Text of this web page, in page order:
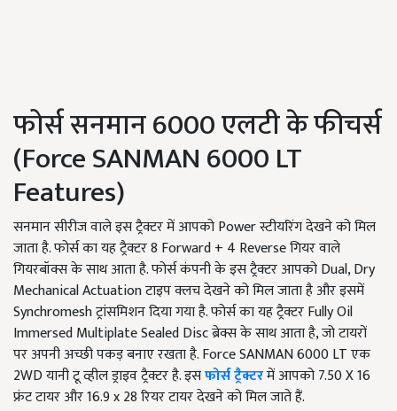
फोर्स सनमान 6000 एलटी के फीचर्स
(Force SANMAN 6000 LT
Features)
सनमान सीरीज वाले इस ट्रैक्टर में आपको Power स्टीयरिंग देखने को मिल
जाता है. फोर्स का यह ट्रैक्टर 8 Forward + 4 Reverse गियर वाले
गियरबॉक्स के साथ आता है. फोर्स कंपनी के इस ट्रैक्टर आपको Dual, Dry
Mechanical Actuation टाइप क्लच देखने को मिल जाता है और इसमें
Synchromesh ट्रांसमिशन दिया गया है. फोर्स का यह ट्रैक्टर Fully Oil
Immersed Multiplate Sealed Disc ब्रेक्स के साथ आता है, जो टायरों
पर अपनी अच्छी पकड़ बनाए रखता है. Force SANMAN 6000 LT एक
2WD यानी टू व्हील ड्राइव ट्रैक्टर है. इसफोर्स ट्रैक्टरमें आपको 7.50 X 16
फ्रंट टायर और 16.9 x 28 रियर टायर देखने को मिल जाते हैं.